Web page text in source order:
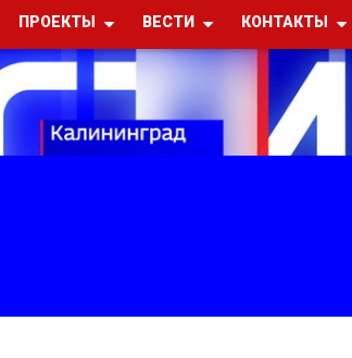
ПРОЕКТЫ ВЕСТИ КОНТАКТЫ